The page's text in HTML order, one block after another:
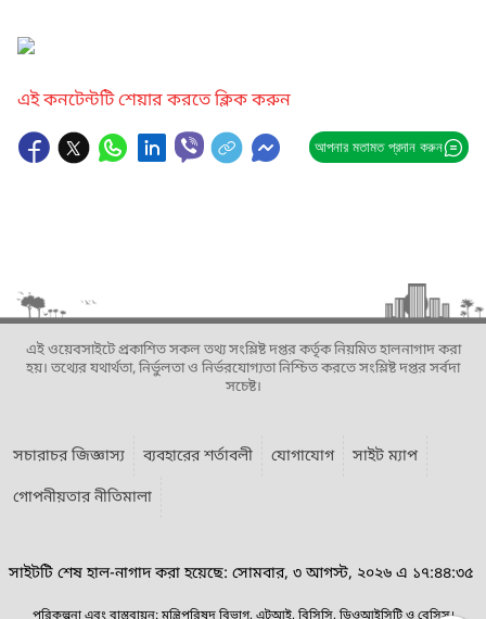
এই কনটেন্টটি শেয়ার করতে ক্লিক করুন
আপনার মতামত প্রদান করুন
এই ওয়েবসাইটে প্রকাশিত সকল তথ্য সংশ্লিষ্ট দপ্তর কর্তৃক নিয়মিত হালনাগাদ করা
হয়। তথ্যের যথার্থতা, নির্ভুলতা ও নির্ভরযোগ্যতা নিশ্চিত করতে সংশ্লিষ্ট দপ্তর সর্বদা
সচেষ্ট।
সচারাচর জিজ্ঞাস্য ব্যবহারের শর্তাবলী যোগাযোগ
সাইট ম্যাপ
গোপনীয়তার নীতিমালা
সাইটটি শেষ হাল-নাগাদ করা হয়েছে: সোমবার, ৩ আগস্ট, ২০২৬ এ ১৭:৪৪:৩৫
পরিকল্পনা এবং বাস্তবায়ন: মন্ত্রিপরিষদ বিভাগ, এটুআই, বিসিসি, ডিওআইসিটি ও বেসিস।